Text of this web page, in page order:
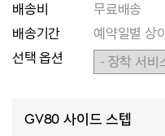
배송비
무료배송
배송기간
예약일별 상이
선택 옵션
GV80 사이드 스텝